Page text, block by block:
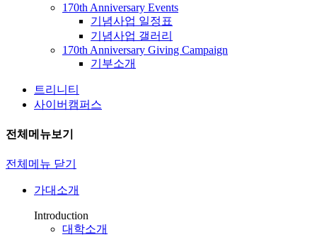
170th Anniversary Events
기념사업 일정표
기념사업 갤러리
170th Anniversary Giving Campaign
기부소개
트리니티
사이버캠퍼스
전체메뉴보기
전체메뉴 닫기
가대소개
Introduction
대학소개